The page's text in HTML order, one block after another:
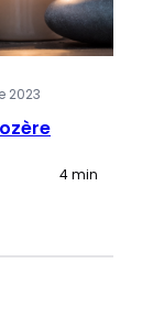
2023
4 min